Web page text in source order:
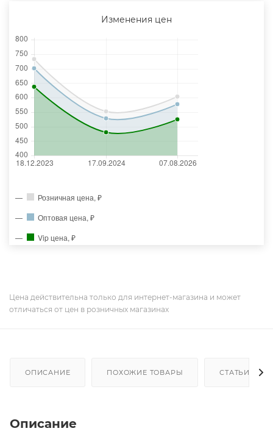
Изменения цен
Розничная цена, ₽
Оптовая цена, ₽
Vip цена, ₽
Цена действительна только для интернет-магазина и может
отличаться от цен в розничных магазинах
ОПИСАНИЕ ПОХОЖИЕ ТОВАРЫ СТАТЬИ
Описание